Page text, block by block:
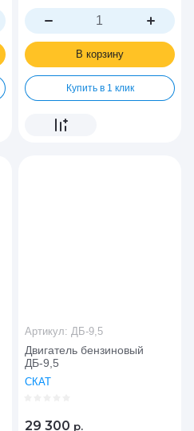
В корзину
Купить в 1 клик
Двигатель бензиновый
ДБ-9,5
СКАТ
Артикул: ДБ-9,5
29 300 р.